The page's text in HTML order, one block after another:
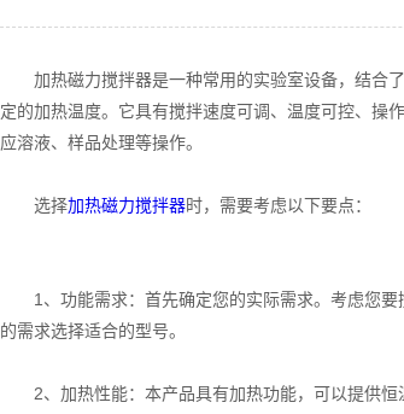
加热磁力搅拌器是一种常用的实验室设备，结合了
定的加热温度。它具有搅拌速度可调、温度可控、操
应溶液、样品处理等操作。
选择加热磁力搅拌器时，需要考虑以下要点：
1、功能需求：首先确定您的实际需求。考虑您要
的需求选择适合的型号。
2、加热性能：本产品具有加热功能，可以提供恒